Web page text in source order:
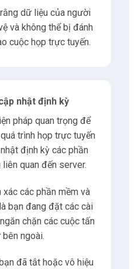
họp
dữ liệu của người
và không thể bị đánh
cuộc họp trực tuyến.
nhật định kỳ
pháp quan trọng để
trình họp trực tuyến
định kỳ các phần
quan đến server.
xác các phần mềm và
bạn đang đặt các cài
chặn các cuộc tấn
ngoài.
đã tắt hoặc vô hiệu